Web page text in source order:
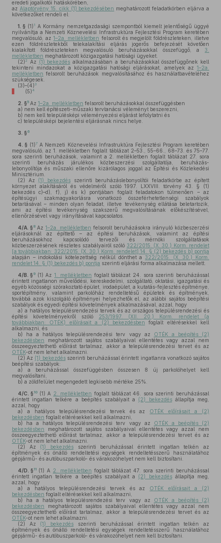
eredeti jogalkotói hatáskörében,
az Alaptörvény 15. cikk (1) bekezdésében meghatározott feladatkörben eljárva a
következőket rendeli el:
1. § (1) 1 A Kormány nemzetgazdasági szempontból kiemelt jelentőségű üggyé
nyilvánítja a Nemzeti Köznevelési Infrastruktúra Fejlesztési Program keretében
megvalósuló, az1–2a. mellékletben felsorolt és megjelölt földrészleteken, illetve
ezen földrészletekből telekalakítási eljárás jogerős befejezését követően
kialakított földrészleteken megvalósuló beruházásokkal összefüggő, a 3.
mellékletben meghatározott közigazgatási hatósági ügyeket.
(2) 2 Az (1) bekezdés alkalmazásában a beruházásokkal összefüggőnek kell
tekinteni mindazokat a közigazgatási hatósági eljárásokat, amelyek az 1–2a.
mellékletben felsorolt beruházások megvalósításához és használatbavételéhez
szükségesek.
(3)–(4) 3
(5)4
2. §5 Az 1–2a. mellékletben felsorolt beruházásokkal összefüggésben
a) nem kell építészeti-műszaki tervtanácsi véleményt beszerezni,
b) nem kell településképi véleményezési eljárást lefolytatni és
c) településképi bejelentési eljárásnak nincs helye.
3. § 6
4. § (1)7 A Nemzeti Köznevelési Infrastruktúra Fejlesztési Program keretében
megvalósuló, az 1. mellékletben foglalt táblázat 2–53., 55–66., 68–73. és 75–77.
sora szerinti beruházások, valamint a 2. mellékletben foglalt táblázat 27. sora
szerinti beruházás járulékos közbeszerzési szolgáltatója, beruházás-
lebonyolítója és műszaki ellenőre kizárólagos joggal az Építési és Közlekedési
Minisztérium.
(2) Az (1) bekezdésszerinti beruházáslebonyolítói feladatkörbe az épített
környezet alakításáról és védelméről szóló 1997. LXXVIII. törvény 43. § (1)
bekezdés c)–d), f), j) és k) pontjában foglalt feladatokon túlmenően – az
építésügyi szakmagyakorlásra vonatkozó összeférhetetlenségi szabályok
betartásával – minden olyan feladat, illetve tevékenység ellátása beletartozik,
ami az építési tevékenység szakszerű megvalósításának előkészítésével,
ellenőrzésével vagy irányításával kapcsolatos.
4/A. § 8 Az 1–2a. mellékletben felsorolt beruházásokra irányuló közbeszerzési
eljárásoknál az építtető – az építési beruházások, valamint az építési
beruházásokhoz kapcsolódó tervezői és mérnöki szolgáltatások
közbeszerzésének részletes szabályairól szóló 322/2015. (X. 30.) Korm. rendelet
[a továbbiakban: 322/2015. (X. 30.) Korm. rendelet] 14. § (2) bekezdés b) pontja
alapján – indokolási kötelezettség nélkül dönthet a 322/2015. (X. 30.) Korm.
rendelet 14. § (1) bekezdés b) pontja szerinti eljárási forma alkalmazása mellett.
4/B. § 9 (1) Az1. mellékletben foglalt táblázat 24. sora szerinti beruházással
érintett ingatlanon művelődési, kereskedelmi, szolgáltató, oktatási, igazgatási és
egyéb közösségi szórakoztató épület, irodaépület, a kutatás-fejlesztés építménye,
sportépítmény, valamint parkolóház rendeltetésű épületek és építmények,
továbbá azok kiszolgáló építményei helyezhetők el, az alábbi sajátos beépítési
szabályok és egyedi építési követelmények alkalmazásával, azzal, hogy
a) a hatályos településrendezési tervek és az országos településrendezési és
építési követelményekről szóló 253/1997. (XII. 20.) Korm. rendelet (a
továbbiakban: OTÉK) előírásait a (2) bekezdésben foglalt eltérésekkel kell
alkalmazni, és
b) ha a hatályos településrendezési terv vagy az
OTÉK a beépítés (2)
bekezdésben meghatározott sajátos szabályaival ellentétes vagy azzal nem
összeegyeztethető előírást tartalmaz, akkor a településrendezési tervet és az
OTÉK-ot nem lehet alkalmazni.
(2) Az (1) bekezdésszerinti beruházással érintett ingatlanra vonatkozó sajátos
beépítési szabályok:
a) a beruházással összefüggésben összesen 8 új parkolóhelyet kell
megvalósítani,
b) a zöldfelület megengedett legkisebb mértéke 25%.
4/C. § 10 (1) A 2. mellékletben foglalt táblázat 46. sora szerinti beruházással
érintett ingatlan telkére a beépítés szabályait a (2) bekezdésállapítja meg,
azzal, hogy
a) a hatályos településrendezési tervek és az OTÉK előírásait a (2)
bekezdésben foglalt eltérésekkel kell alkalmazni,
b) ha a hatályos településrendezési terv vagy az
OTÉK a beépítés (2)
bekezdésben meghatározott sajátos szabályaival ellentétes vagy azzal nem
összeegyeztethető előírást tartalmaz, akkor a településrendezési tervet és az
OTÉK-ot nem lehet alkalmazni.
(2) Az (1) bekezdés szerinti beruházással érintett ingatlan telkén az
építmények és önálló rendeltetési egységek rendeltetésszerű használatához
gépjármű- és autóbuszparkoló- és várakozóhelyet nem kell biztosítani.
4/D. § 11 (1) A 2. mellékletben foglalt táblázat 47. sora szerinti beruházással
érintett ingatlan telkére a beépítés szabályait a (2) bekezdésállapítja meg,
azzal, hogy
a) a hatályos településrendezési tervek és az OTÉK előírásait a (2)
bekezdésben foglalt eltérésekkel kell alkalmazni,
b) ha a hatályos településrendezési terv vagy az
OTÉK a beépítés (2)
bekezdésben meghatározott sajátos szabályaival ellentétes vagy azzal nem
összeegyeztethető előírást tartalmaz, akkor a településrendezési tervet és az
OTÉK-ot nem lehet alkalmazni.
(2) Az (1) bekezdés szerinti beruházással érintett ingatlan telkén az
építmények és önálló rendeltetési egységek rendeltetésszerű használatához
gépjármű- és autóbuszparkoló- és várakozóhelyet nem kell biztosítani.